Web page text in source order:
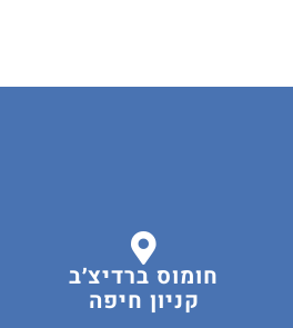
חומוס ברדיצ׳ב
קניון חיפה